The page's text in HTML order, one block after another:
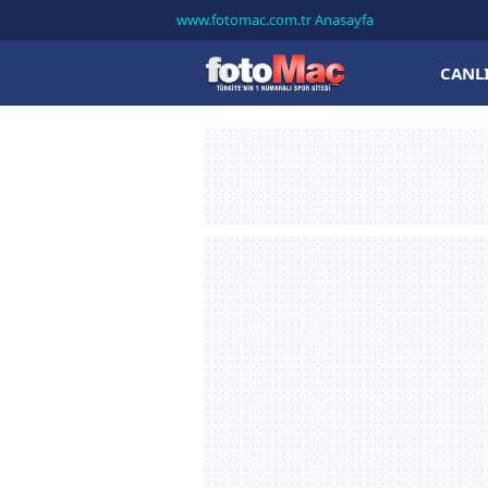
www.fotomac.com.tr Anasayfa